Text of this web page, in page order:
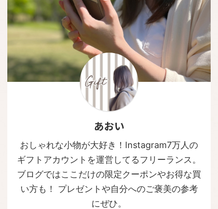
あおい
おしゃれな小物が大好き！Instagram7万人の
ギフトアカウントを運営してるフリーランス。
ブログではここだけの限定クーポンやお得な買
い方も！ プレゼントや自分へのご褒美の参考
にぜひ。